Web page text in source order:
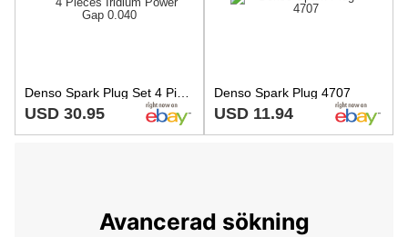
Denso Spark Plug Set 4 Pieces Iridium Power Gap 0.040
USD 30.95
Denso Spark Plug 4707
USD 11.94
Avancerad sökning